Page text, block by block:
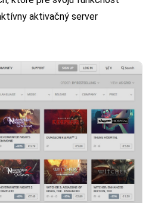
aktivačný server